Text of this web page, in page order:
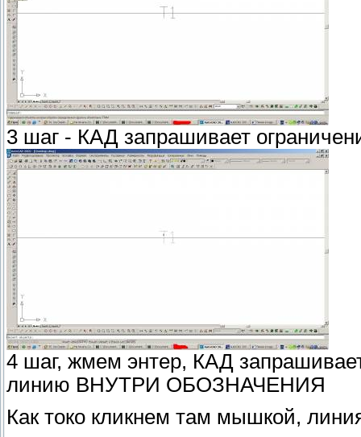
3 шаг - КАД запрашивает
4 шаг, жмем энтер, КАД
линию ВНУТРИ ОБОЗНАЧЕНИЯ
Как токо кликнем там мышкой,